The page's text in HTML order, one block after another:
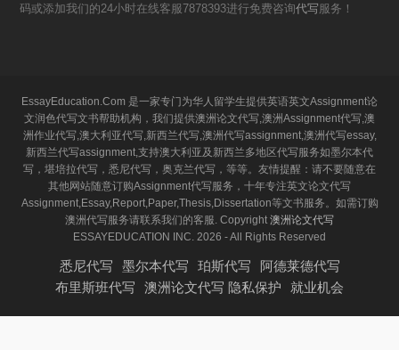
码或添加我们的24小时在线客服7878393进行免费咨询代写服务！
EssayEducation.Com 是一家专门为华人留学生提供英语英文Assignment论
文润色代写文书帮助机构，我们提供澳洲论文代写,澳洲Assignment代写,澳
洲作业代写,澳大利亚代写,新西兰代写,澳洲代写assignment,澳洲代写essay,
新西兰代写assignment,支持澳大利亚及新西兰多地区代写服务如墨尔本代
写，堪培拉代写，悉尼代写，奥克兰代写，等等。友情提醒：请不要随意在
其他网站随意订购Assignment代写服务，十年专注英文论文代写
Assignment,Essay,Report,Paper,Thesis,Dissertation等文书服务。如需订购
澳洲代写服务请联系我们的客服. Copyright 澳洲论文代写
ESSAYEDUCATION INC. 2026 - All Rights Reserved
悉尼代写 墨尔本代写 珀斯代写
阿德莱德代写
布里斯班代写
澳洲论文代写 隐私保护 就业机会